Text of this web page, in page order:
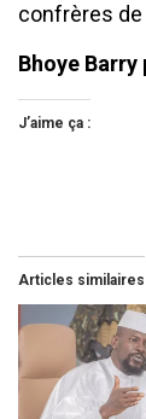
confrères de
Bhoye
J’aime ça :
Articles similaires